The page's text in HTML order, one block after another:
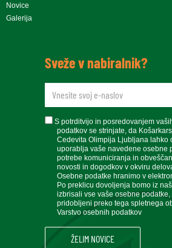
Novice
Galerija
Sveže v nabiralnik?
newsletteremail
soglasje
S potrditvijo in posredovanjem
podatkov se strinjate, da
Cedevita Olimpija Ljubljana lahko
uporablja vaše navedene osebne
potrebe komuniciranja in
novosti in dogodkov v okviru
Osebne podatke hranimo v
Po preklicu dovoljenja bomo iz
izbrisali vse vaše osebne podatke,
pridobljeni preko tega spletnega
Varstvo osebnih podatkov